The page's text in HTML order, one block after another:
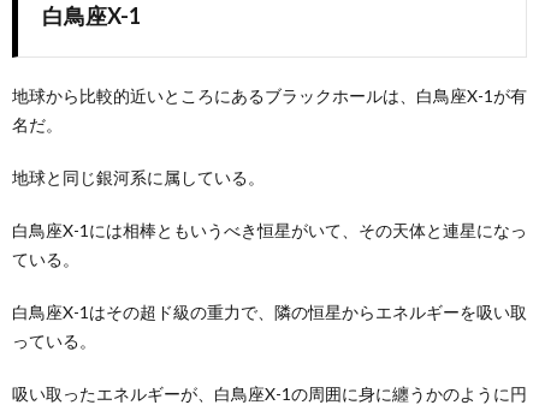
白鳥座X-1
地球から比較的近いところにあるブラックホールは、白鳥座X-1が有
名だ。
地球と同じ銀河系に属している。
白鳥座X-1には相棒ともいうべき恒星がいて、その天体と連星になっ
ている。
白鳥座X-1はその超ド級の重力で、隣の恒星からエネルギーを吸い取
っている。
吸い取ったエネルギーが、白鳥座X-1の周囲に身に纏うかのように円